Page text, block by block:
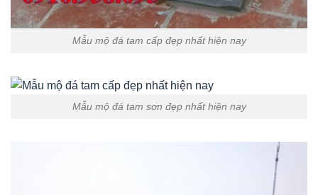
Mẫu mộ đá tam cấp đẹp nhất hiện nay
Mẫu mộ đá tam sơn đẹp nhất hiện nay